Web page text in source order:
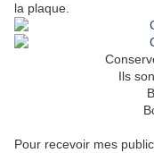
la plaque.
Ils
Pour recevoir mes